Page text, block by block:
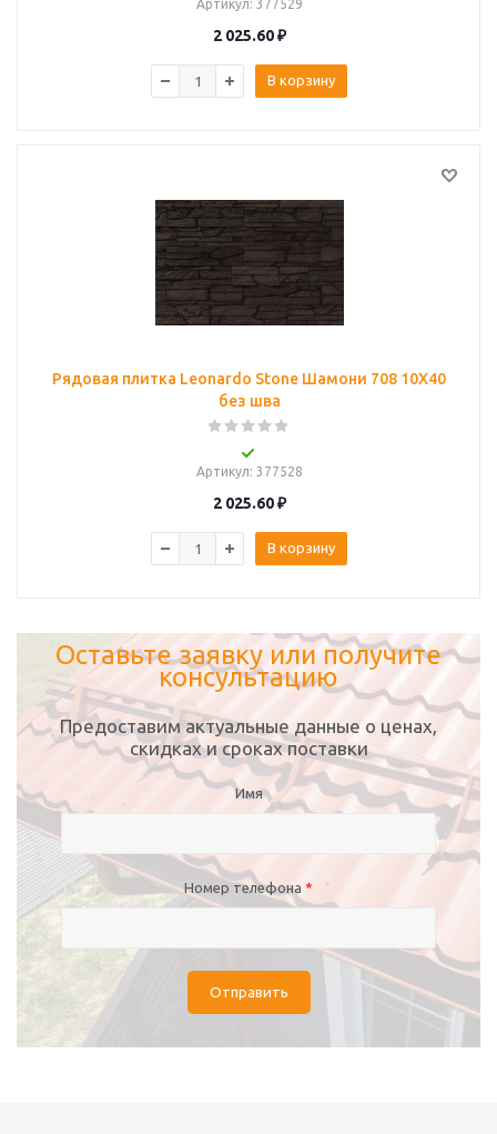
Артикул: 377529
2 025.60₽
В корзину
Рядовая плитка Leonardo Stone Шамони 708 10Х40
без шва
Артикул: 377528
2 025.60₽
В корзину
Оставьте заявку или получите
консультацию
Предоставим актуальные данные о ценах,
скидках и сроках поставки
Имя
Номер телефона *
Отправить